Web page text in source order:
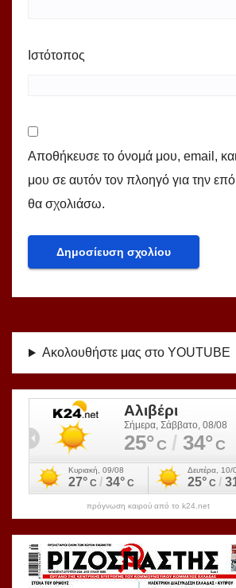
Ιστότοπος
Αποθήκευσε το όνομά μου, email,
μου σε αυτόν τον πλοηγό για την
θα σχολιάσω.
Ακολουθήστε μας στο YOUTUBE
πρόγνωση καιρού από το k24.net